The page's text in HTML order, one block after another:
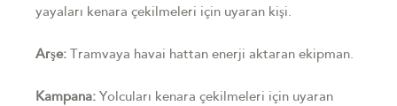
yayaları kenara çekilmeleri için uyaran kişi.
Arşe: Tramvaya havai hattan enerji aktaran ekipman.
Kampana: Yolcuları kenara çekilmeleri için uyaran